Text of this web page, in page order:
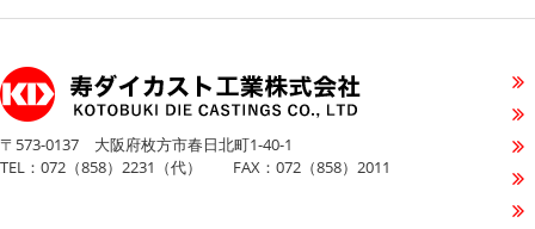
〒573-0137 大阪府枚方市春日北町1-40-1
TEL：072（858）2231（代） FAX：072（858）2011